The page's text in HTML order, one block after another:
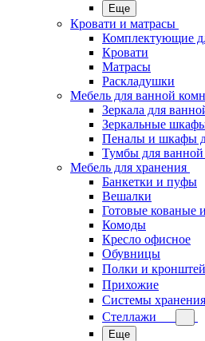
Еще
Кровати и матрасы
Комплектующие
Кровати
Матрасы
Раскладушки
Мебель для ванной
Зеркала для
Зеркальные
Пеналы и шкафы
Тумбы для
Мебель для хранения
Банкетки и пуфы
Вешалки
Готовые кованые
Комоды
Кресло офисное
Обувницы
Полки и
Прихожие
Системы хранения
Стеллажи
Еще